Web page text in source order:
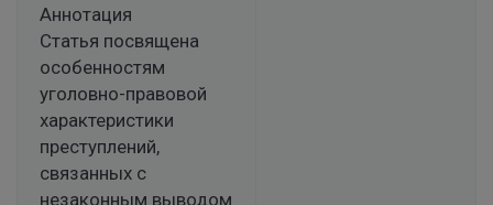
Аннотация
Статья посвящена
особенностям
уголовно-правовой
характеристики
преступлений,
связанных с
незаконным выводом